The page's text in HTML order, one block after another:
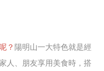
？ 陽明山一大特色就是經
人、朋友享用美食時，搭